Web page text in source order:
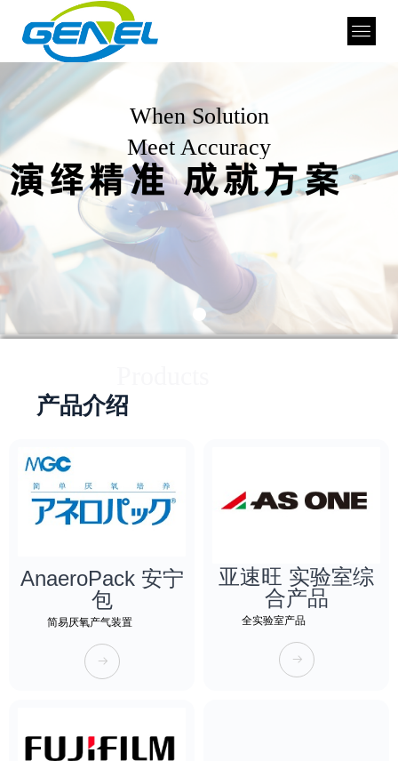
When Solution
Meet Accuracy
演绎精准 成就方案
뀠
AnaeroPack 安宁
包
简易厌氧产气装置
产品介绍
亚速旺 实验室综
合产品
全实验室产品
뀠